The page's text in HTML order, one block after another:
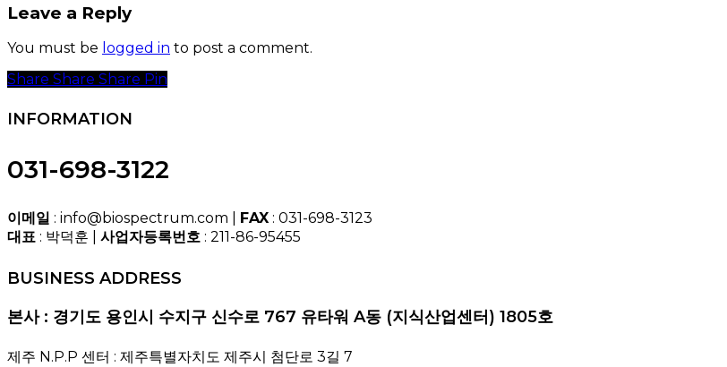
Leave a Reply
You must be logged in to post a comment.
Share
Share Share Share Pin
INFORMATION
031-698-3122
이메일 : info@biospectrum.com | FAX : 031-698-3123
대표 : 박덕훈 | 사업자등록번호 : 211-86-95455
BUSINESS ADDRESS
본사 : 경기도 용인시 수지구 신수로 767 유타워 A동 (지식산업센터) 1805호
제주 N.P.P 센터 : 제주특별자치도 제주시 첨단로 3길 7